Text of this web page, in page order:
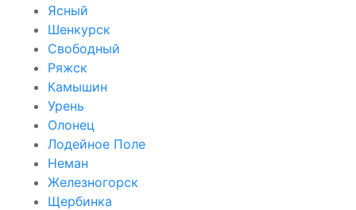
Ясный
Шенкурск
Свободный
Ряжск
Камышин
Урень
Олонец
Лодейное Поле
Неман
Железногорск
Щербинка